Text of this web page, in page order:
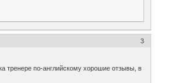
3
тренере по-английскому хорошие отзывы, в